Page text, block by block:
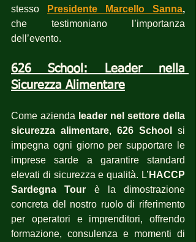
stesso
Presidente Marcello Sanna,
che testimoniano l’importanza
dell’evento.
626 School: Leader nella
Sicurezza Alimentare
Come azienda leader nel settore della
sicurezza alimentare, 626 School
si
impegna ogni giorno per supportare le
imprese sarde a garantire standard
elevati di sicurezza e qualità. L’ HACCP
Sardegna Tour è la dimostrazione
concreta del nostro ruolo di riferimento
per operatori e imprenditori, offrendo
formazione, consulenza e momenti di